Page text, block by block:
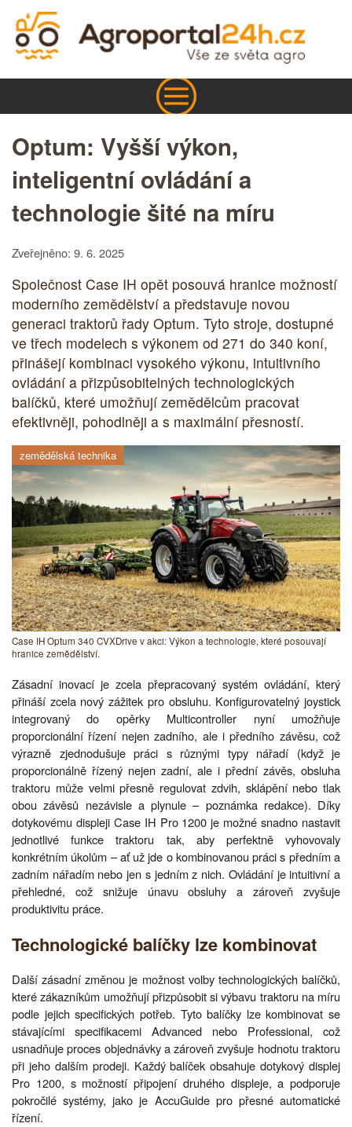
Optum: Vyšší výkon,
inteligentní ovládání a
technologie šité na míru
Zveřejněno: 9. 6. 2025
Společnost Case IH opět posouvá hranice možností
moderního zemědělství a představuje novou
generaci traktorů řady Optum. Tyto stroje, dostupné
ve třech modelech s výkonem od 271 do 340 koní,
přinášejí kombinaci vysokého výkonu, intuitivního
ovládání a přizpůsobitelných technologických
balíčků, které umožňují zemědělcům pracovat
efektivněji, pohodlněji a s maximální přesností.
zemědělská technika
Case IH Optum 340 CVXDrive v akci: Výkon a technologie, které posouvají
hranice zemědělství.
Zásadní inovací je zcela přepracovaný systém ovládání, který
přináší zcela nový zážitek pro obsluhu. Konfigurovatelný joystick
integrovaný do opěrky Multicontroller nyní umožňuje
proporcionální řízení nejen zadního, ale i předního závěsu, což
výrazně zjednodušuje práci s různými typy nářadí (když je
proporcionálně řízený nejen zadní, ale i přední závěs, obsluha
traktoru může velmi přesně regulovat zdvih, sklápění nebo tlak
obou závěsů nezávisle a plynule – poznámka redakce). Díky
dotykovému displeji Case IH Pro 1200 je možné snadno nastavit
jednotlivé funkce traktoru tak, aby perfektně vyhovovaly
konkrétním úkolům – ať už jde o kombinovanou práci s předním a
zadním nářadím nebo jen s jedním z nich. Ovládání je intuitivní a
přehledné, což snižuje únavu obsluhy a zároveň zvyšuje
produktivitu práce.
Technologické balíčky lze kombinovat
Další zásadní změnou je možnost volby technologických balíčků,
které zákazníkům umožňují přizpůsobit si výbavu traktoru na míru
podle jejich specifických potřeb. Tyto balíčky lze kombinovat se
stávajícími specifikacemi Advanced nebo Professional, což
usnadňuje proces objednávky a zároveň zvyšuje hodnotu traktoru
při jeho dalším prodeji. Každý balíček obsahuje dotykový displej
Pro 1200, s možností připojení druhého displeje, a podporuje
pokročilé systémy, jako je AccuGuide pro přesné automatické
řízení.